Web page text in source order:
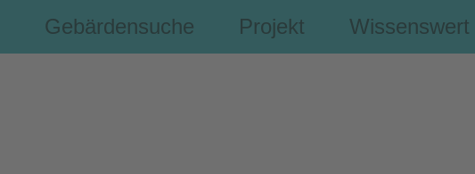
Gebärdensuche Projekt Wissenswert